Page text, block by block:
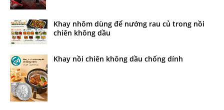
Khay nhôm dùng để nướng rau củ trong nồi
chiên không dầu
Khay nồi chiên không dầu chống dính